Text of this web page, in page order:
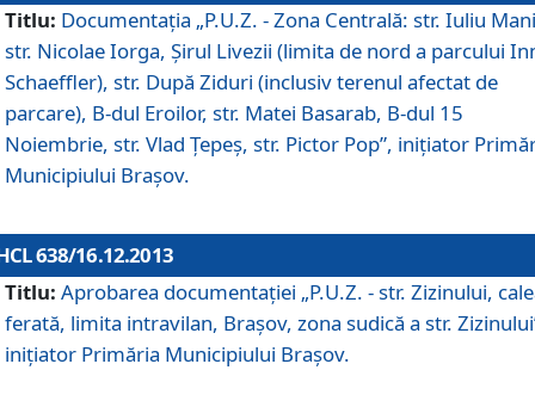
Titlu: Documentaţia „P.U.Z. - Zona Centrală: str. Iuliu
str. Nicolae Iorga, Şirul Livezii (limita de nord a parcului
Schaeffler), str. După Ziduri (inclusiv terenul afectat de
parcare), B-dul Eroilor, str. Matei Basarab, B-dul 15
Noiembrie, str. Vlad Ţepeş, str. Pictor Pop”, iniţiator
Municipiului Braşov.
638/16.12.2013
Titlu: Aprobarea documentaţiei „P.U.Z. - str. Zizinului,
ferată, limita intravilan, Braşov, zona sudică a str.
iniţiator Primăria Municipiului Braşov.